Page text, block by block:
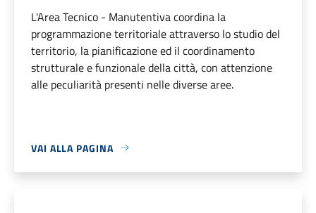
L'Area Tecnico - Manutentiva coordina la
programmazione territoriale attraverso lo studio del
territorio, la pianificazione ed il coordinamento
strutturale e funzionale della città, con attenzione
alle peculiarità presenti nelle diverse aree.
VAI ALLA PAGINA